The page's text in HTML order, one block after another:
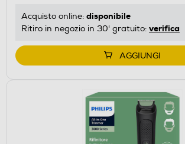
Acquisto online: disponibile
Ritiro in negozio in 30' gratuito: verifica
AGGIUNGI